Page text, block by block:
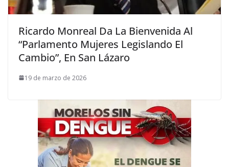
Ricardo Monreal Da La Bienvenida Al
“Parlamento Mujeres Legislando El
Cambio”, En San Lázaro
19 de marzo de 2026